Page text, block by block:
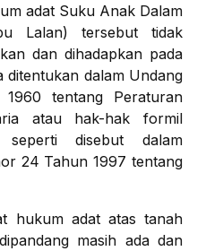
adat Suku Anak Dalam
Lalan) tersebut tidak
dan dihadapkan pada
ditentukan dalam Undang
tentang Peraturan
atau hak-hak formil
disebut dalam
24 Tahun 1997 tentang
hukum adat atas tanah
masih ada dan